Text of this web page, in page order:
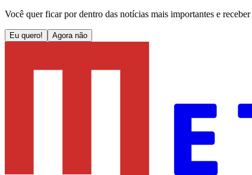
Você quer ficar por dentro das notícias mais importantes e receber
Eu quero! Agora não